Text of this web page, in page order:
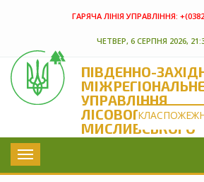
ГАРЯЧА ЛІНІЯ УПРАВЛІННЯ:
ЧЕТВЕР, 6 СЕРПНЯ 2026,
ПІВДЕННО-
УПРАВЛІННЯ
ЛІСОВОГО ТА
МИСЛИВСЬКОГО
ГОСПОДАРСТВА
КЛАС
Toggle
navigation